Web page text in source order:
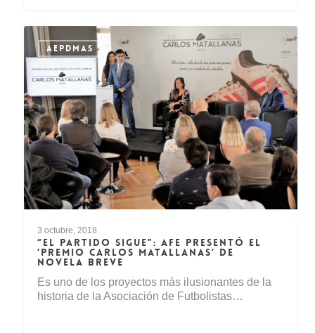
AEPDMAS
3 octubre, 2018
“EL PARTIDO SIGUE”: AFE PRESENTÓ EL
‘PREMIO CARLOS MATALLANAS’ DE
NOVELA BREVE
Es uno de los proyectos más ilusionantes de la
historia de la Asociación de Futbolistas…